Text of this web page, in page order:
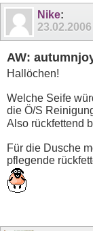
Nike:
23.02.2006
AW:
Hallöchen!
Welche Seife
die Ö/S
Also rückfettend
Für die Dusche
pflegende